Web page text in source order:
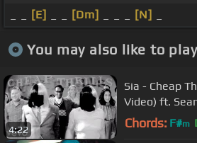
[E] [Dm] [N]
You may also like to play
4:22
Sia - Cheap
Video) ft.
Chords: F#m